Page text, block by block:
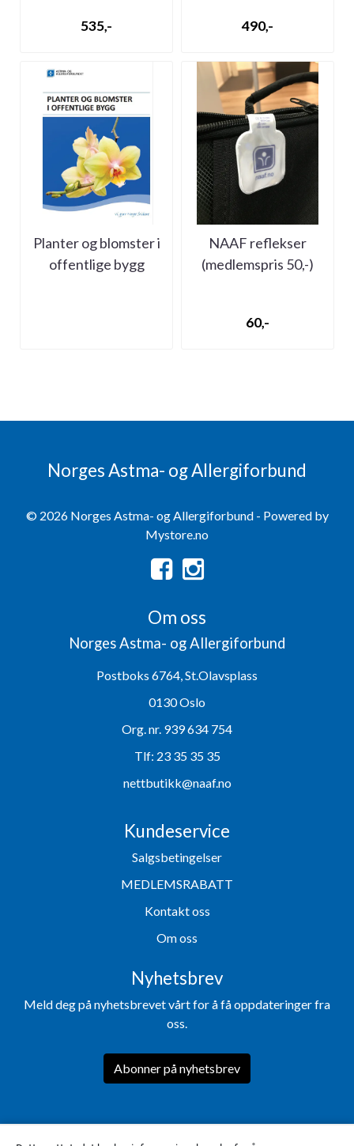
535,- 490,-
Planter og blomster i
offentlige bygg
NAAF reflekser
(medlemspris 50,-)
60,-
Norges Astma- og Allergiforbund
© 2026 Norges Astma- og Allergiforbund - Powered by
Mystore.no
Om oss
Norges Astma- og Allergiforbund
Postboks 6764, St.Olavsplass
0130 Oslo
Org. nr. 939 634 754
Tlf: 23 35 35 35
nettbutikk@naaf.no
Kundeservice
Salgsbetingelser
MEDLEMSRABATT
Kontakt oss
Om oss
Nyhetsbrev
Meld deg på nyhetsbrevet vårt for å få oppdateringer fra
oss.
Abonner på nyhetsbrev